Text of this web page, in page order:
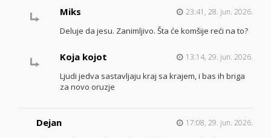
Miks
23:41, 28. jun. 2026.
Deluje da jesu. Zanimljivo. Šta će komšije reći na to?
Koja kojot 13:14, 29. jun. 2026.
Ljudi jedva sastavljaju kraj sa krajem, i bas ih briga
za novo oruzje
Dejan 17:08, 29. jun. 2026.